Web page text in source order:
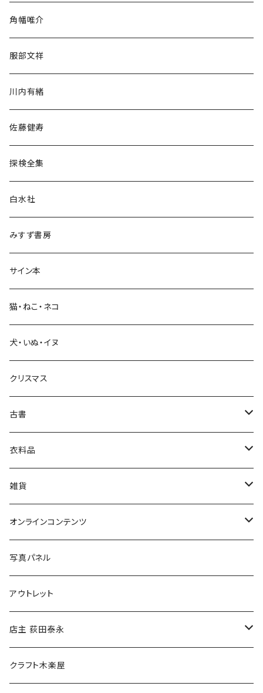
民族・風習
言語・ことば
生活・暮らし
芸術・絵画・写真
絵本・児童書
娯楽・エンターテインメント
角幡唯介
服部文祥
川内有緒
佐藤健寿
探検全集
白水社
みすず書房
サイン本
猫・ねこ・ネコ
犬・いぬ・イヌ
クリスマス
古書
古書セット
美術
衣料品
POLEWARDS
Tシャツ
雑貨
バッグ
ブックカバー
マグカップ
傘
食料品
オンラインコンテンツ
冒険クロストーク
写真パネル
アウトレット
店主 荻田泰永
書籍
クラフト木楽屋